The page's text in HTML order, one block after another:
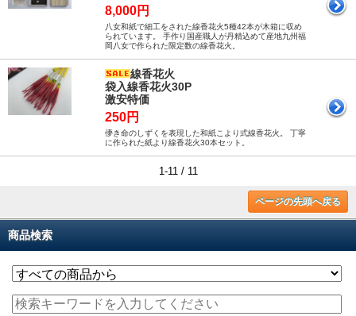
8,000円
八女和紙で細工をされた線香花火5種42本が木箱に収め
られています。 手作り国産職人が丹精込めて産地九州福
岡八女で作られた限定数の線香花火。
線香花火
袋入線香花火30P
激安特価
250円
儚き命のしずくを表現した和紙こより式線香花火。 丁寧
に作られた紙より線香花火30本セット。
1-11 / 11
ページの先頭へ戻る
商品検索